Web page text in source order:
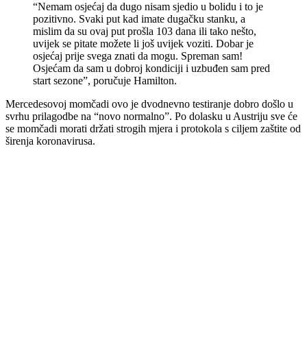
“Nemam osjećaj da dugo nisam sjedio u bolidu i to je
pozitivno. Svaki put kad imate dugačku stanku, a
mislim da su ovaj put prošla 103 dana ili tako nešto,
uvijek se pitate možete li još uvijek voziti. Dobar je
osjećaj prije svega znati da mogu. Spreman sam!
Osjećam da sam u dobroj kondiciji i uzbuđen sam pred
start sezone”, poručuje Hamilton.
Mercedesovoj momčadi ovo je dvodnevno testiranje dobro došlo u
svrhu prilagodbe na “novo normalno”. Po dolasku u Austriju sve će
se momčadi morati držati strogih mjera i protokola s ciljem zaštite od
širenja koronavirusa.